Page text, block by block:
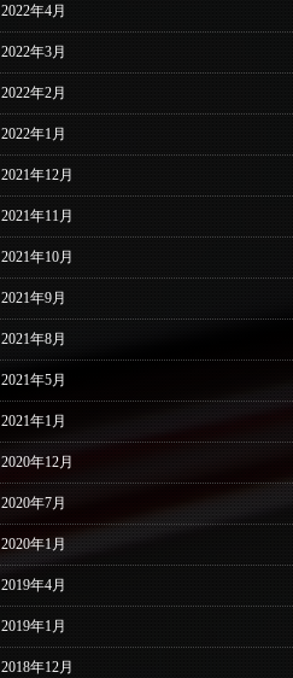
2022年4月
2022年3月
2022年2月
2022年1月
2021年12月
2021年11月
2021年10月
2021年9月
2021年8月
2021年5月
2021年1月
2020年12月
2020年7月
2020年1月
2019年4月
2019年1月
2018年12月